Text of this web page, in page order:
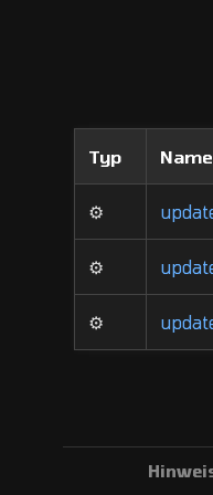
Typ Name
⚙️
⚙️
⚙️